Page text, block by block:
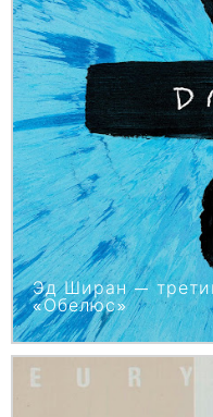
Эд Ширан —
«Обелюс»